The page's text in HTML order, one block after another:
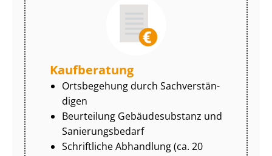
Kaufberatung
Ortsbegehung durch Sach­ver­stän­
di­gen
Beurteilung Gebäudesubstanz und
Sa­nie­rungs­be­darf
Schriftliche Abhandlung (ca. 20